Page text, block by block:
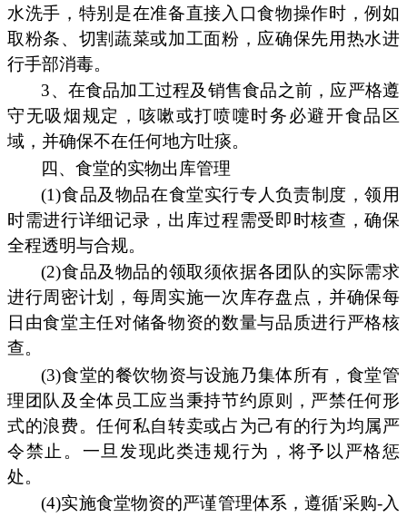
水洗手，特别是在准备直接入口食物操作时，例如
取粉条、切割蔬菜或加工面粉，应确保先用热水进
行手部消毒。
3、在食品加工过程及销售食品之前，应严格遵
守无吸烟规定，咳嗽或打喷嚏时务必避开食品区
域，并确保不在任何地方吐痰。
四、食堂的实物出库管理
(1)食品及物品在食堂实行专人负责制度，领用
时需进行详细记录，出库过程需受即时核查，确保
全程透明与合规。
(2)食品及物品的领取须依据各团队的实际需求
进行周密计划，每周实施一次库存盘点，并确保每
日由食堂主任对储备物资的数量与品质进行严格核
查。
(3)食堂的餐饮物资与设施乃集体所有，食堂管
理团队及全体员工应当秉持节约原则，严禁任何形
式的浪费。任何私自转卖或占为己有的行为均属严
令禁止。一旦发现此类违规行为，将予以严格惩
处。
(4)实施食堂物资的严谨管理体系，遵循'采购-入